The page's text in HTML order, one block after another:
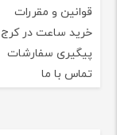
قوانین و مقررات
خرید ساعت در کرج
پیگیری سفارشات
تماس با ما